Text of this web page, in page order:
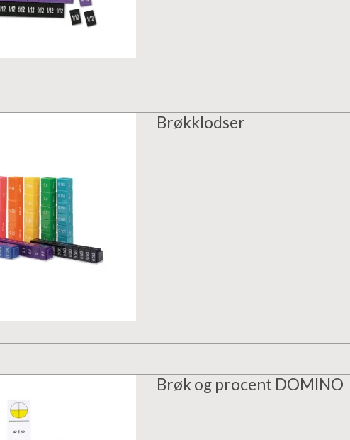
Brøkklodser
Brøk og procent DOMINO